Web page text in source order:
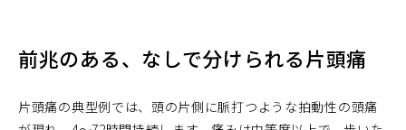
前兆のある、なしで分けられる片頭痛
片頭痛の典型例では、頭の片側に脈打つような拍動性の頭痛